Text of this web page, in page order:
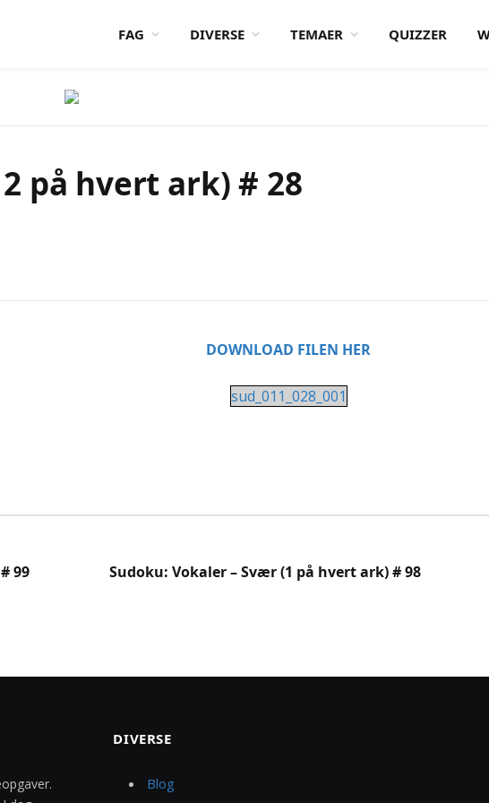
FAG DIVERSE TEMAER QUIZZER
på hvert ark) # 28
DOWNLOAD FILEN HER
sud_011_028_001
99 Sudoku: Vokaler – Svær (1 på hvert ark) # 98
DIVERSE
Blog